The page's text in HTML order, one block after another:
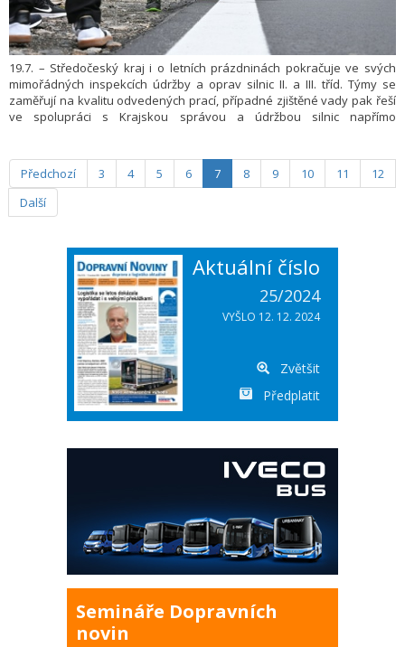
19.7. – Středočeský kraj i o letních prázdninách pokračuje ve svých
mimořádných inspekcích údržby a oprav silnic II. a III. tříd. Týmy se
zaměřují na kvalitu odvedených prací, případné zjištěné vady pak řeší
ve spolupráci s Krajskou správou a údržbou silnic napřímo
středních Čechách.
Předchozí 3 4 5 6 7 8 9 10 11
12
Další
Aktuální číslo
25/2024
VYŠLO 12. 12. 2024
Zvětšit
Předplatit
Semináře Dopravních
novin